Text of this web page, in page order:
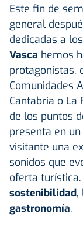
Este fin de
general
dedicadas a
Vasca hemos
protagonistas,
Comunidades
Cantabria o La
de los puntos
presenta en
visitante una
sonidos que
oferta
sostenibilidad,
gastronomía.